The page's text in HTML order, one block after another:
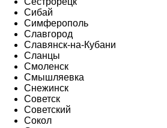
Сибай
Симферополь
Славгород
Славянск-на-Кубани
Сланцы
Смоленск
Смышляевка
Снежинск
Советск
Советский
Сокол